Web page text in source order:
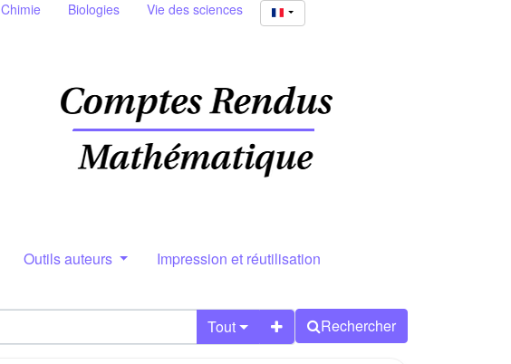
Chimie Biologies Vie des sciences
Outils auteurs Impression et réutilisation
Tout Rechercher